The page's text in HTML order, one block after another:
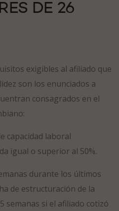
DE 26
exigibles al afiliado que
son los enunciados a
consagrados en el
capacidad laboral
igual o superior al 50%.
durante los últimos
de estructuración de la
semanas si el afiliado cotizó